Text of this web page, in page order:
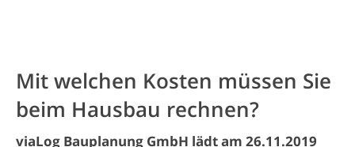
Mit welchen Kosten müssen Sie
beim Hausbau rechnen?
viaLog Bauplanung GmbH lädt am 26.11.2019